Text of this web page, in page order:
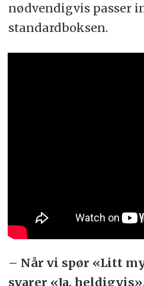
nødvendigvis passer
standardboksen.
– Når vi spør «Litt
svarer «Ja,